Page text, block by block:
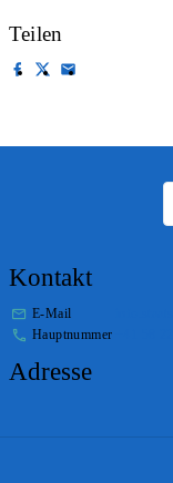
Teilen
Kontakt
E-Mail
Hauptnummer
Adresse